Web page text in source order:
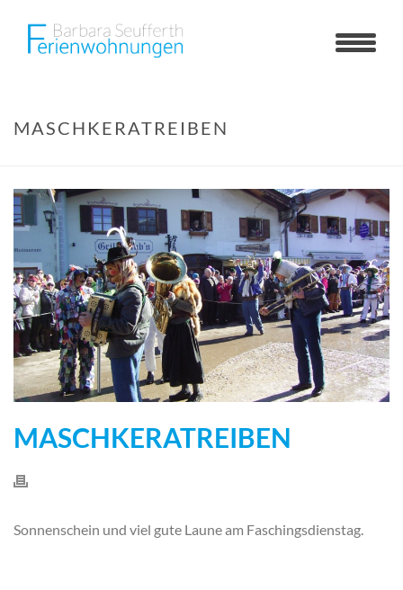
MASCHKERATREIBEN
MASCHKERATREIBEN
Sonnenschein und viel gute Laune am Faschingsdienstag.